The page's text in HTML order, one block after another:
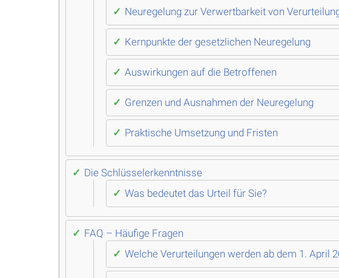
Neuregelung zur Verwertbarkeit von
Kernpunkte der gesetzlichen Neuregelung
Auswirkungen auf die Betroffenen
Grenzen und Ausnahmen der Neuregelung
Praktische Umsetzung und Fristen
Die Schlüsselerkenntnisse
Was bedeutet das Urteil für Sie?
FAQ – Häufige Fragen
Welche Verurteilungen werden ab dem 1. April